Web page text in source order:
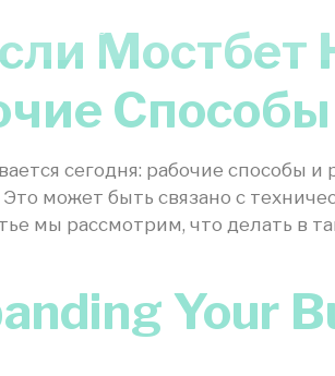
307-7226Мостбет
сегодня: рабочие способы
может быть связано с
мы рассмотрим, что делать в
Your